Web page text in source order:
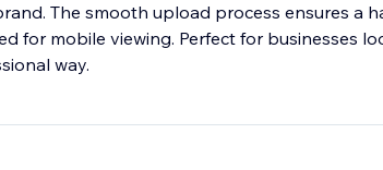
The smooth upload process ensures a
for mobile viewing. Perfect for businesses
way.